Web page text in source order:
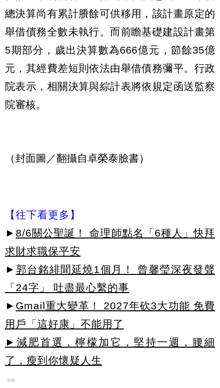
總決算尚有累計賸餘可供移用，該計畫原定的
舉借債務全數未執行。而前瞻基礎建設計畫第
5期部分，歲出決算數為666億元，節餘35億
元，其經費差短則依法由舉借債務彌平。行政
院表示，相關決算與綜計表將依規定函送監察
院審核。
（封面圖／翻攝自卓榮泰臉書）
【往下看更多】
► 8/6關公聖誕！ 命理師點名「6種人」快拜
求財求職保平安
► 郭台銘緋聞延燒1個月！ 曾馨瑩深夜發聲
「24字」 吐盡最心繫的事
► Gmail重大變革！ 2027年砍3大功能 免費
用戶「這好康」不能用了
►減肥首選，檸檬加它，堅持一週，腰細
了，瘦到你懷疑人生
PR